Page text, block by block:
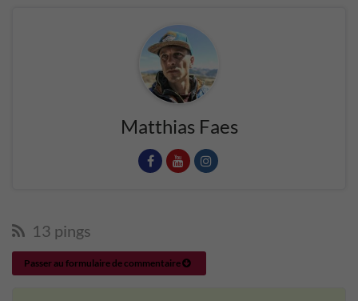
Matthias Faes
13 pings
Passer au formulaire de commentaire